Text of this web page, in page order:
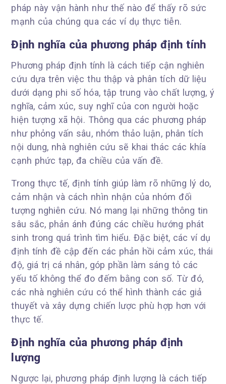
pháp này vận hành như thế nào để thấy rõ sức
mạnh của chúng qua các ví dụ thực tiễn.
Định nghĩa của phương pháp định tính
Phương pháp định tính là cách tiếp cận nghiên
cứu dựa trên việc thu thập và phân tích dữ liệu
dưới dạng phi số hóa, tập trung vào chất lượng, ý
nghĩa, cảm xúc, suy nghĩ của con người hoặc
hiện tượng xã hội. Thông qua các phương pháp
như phỏng vấn sâu, nhóm thảo luận, phân tích
nội dung, nhà nghiên cứu sẽ khai thác các khía
cạnh phức tạp, đa chiều của vấn đề.
Trong thực tế, định tính giúp làm rõ những lý do,
cảm nhận và cách nhìn nhận của nhóm đối
tượng nghiên cứu. Nó mang lại những thông tin
sâu sắc, phản ánh đúng các chiều hướng phát
sinh trong quá trình tìm hiểu. Đặc biệt, các ví dụ
định tính đề cập đến các phản hồi cảm xúc, thái
độ, giá trị cá nhân, góp phần làm sáng tỏ các
yếu tố không thể đo đếm bằng con số. Từ đó,
các nhà nghiên cứu có thể hình thành các giả
thuyết và xây dựng chiến lược phù hợp hơn với
thực tế.
Định nghĩa của phương pháp định
lượng
Ngược lại, phương pháp định lượng là cách tiếp